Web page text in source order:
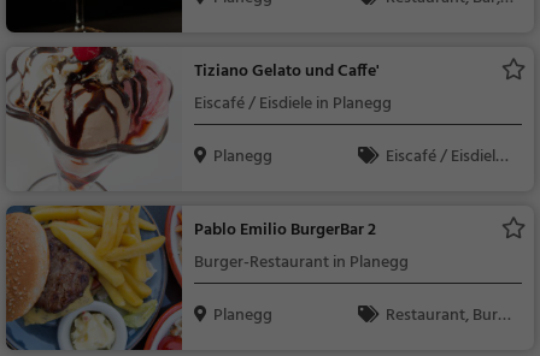
/ Getränke
Tiziano Gelato und Caffe'
Eiscafé / Eisdiele in Planegg
Planegg
Eiscafé / Eisdiele,
Pablo Emilio BurgerBar 2
Burger-Restaurant in Planegg
Planegg
Restaurant, Burg